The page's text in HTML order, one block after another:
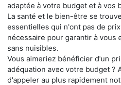
adaptée à votre budget et à vos
La santé et le bien-être se
essentielles qui n'ont pas de
nécessaire pour garantir à vous
sans nuisibles.
Vous aimeriez bénéficier d'un
adéquation avec votre budget ?
d'appeler au plus rapidement